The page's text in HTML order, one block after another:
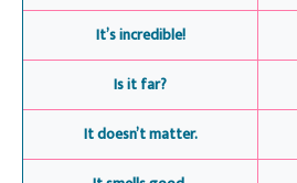
It’s incredible!
Is it far?
It doesn’t matter.